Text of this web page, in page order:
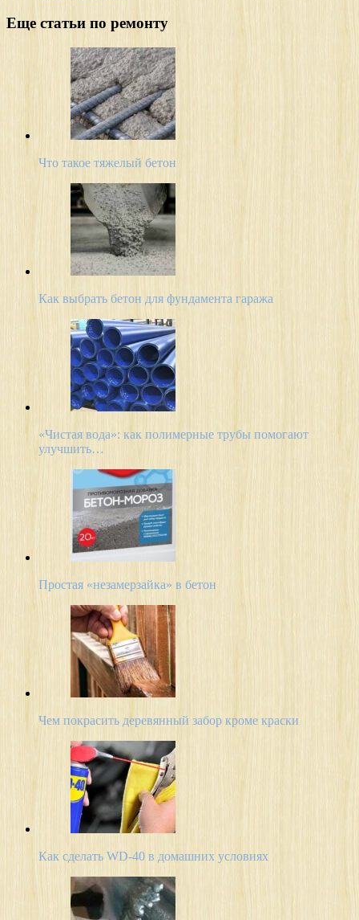
Еще статьи по ремонту
Что такое тяжелый бетон
Как выбрать бетон для фундамента гаража
«Чистая вода»: как полимерные трубы помогают
улучшить…
Простая «незамерзайка» в бетон
Чем покрасить деревянный забор кроме краски
Как сделать WD-40 в домашних условиях